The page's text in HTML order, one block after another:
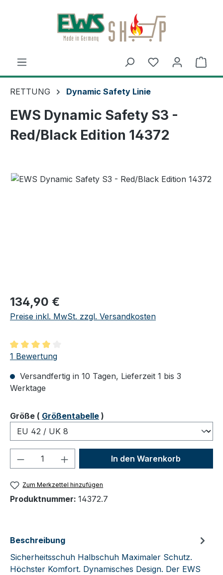
Zum Hauptinhalt springen
RETTUNG Dynamic Safety Linie
EWS Dynamic Safety S3 -
Red/Black Edition 14372
Regulärer Preis:
134,90 €
Preise inkl. MwSt. zzgl. Versandkosten
Durchschnittliche Bewertung von 4 von 5 Sternen
1 Bewertung
Versandfertig in 10 Tagen, Lieferzeit 1 bis 3
Werktage
Größeauswählen
( Größentabelle )
Produkt Anzahl: Gib denIn den Warenkorb
Zum Merkzettel hinzufügen
Produktnummer: 14372.7
Beschreibung
Sicherheitsschuh Halbschuh Maximaler Schutz.
Höchster Komfort. Dynamisches Design. Der EWS